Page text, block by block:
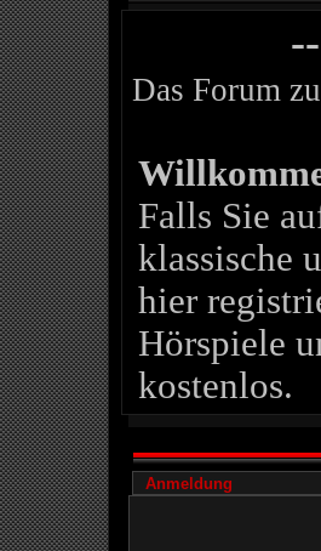
Das Forum
Falls Sie
klassische
hier
Hörspiele
kostenlos.
Anmeldung